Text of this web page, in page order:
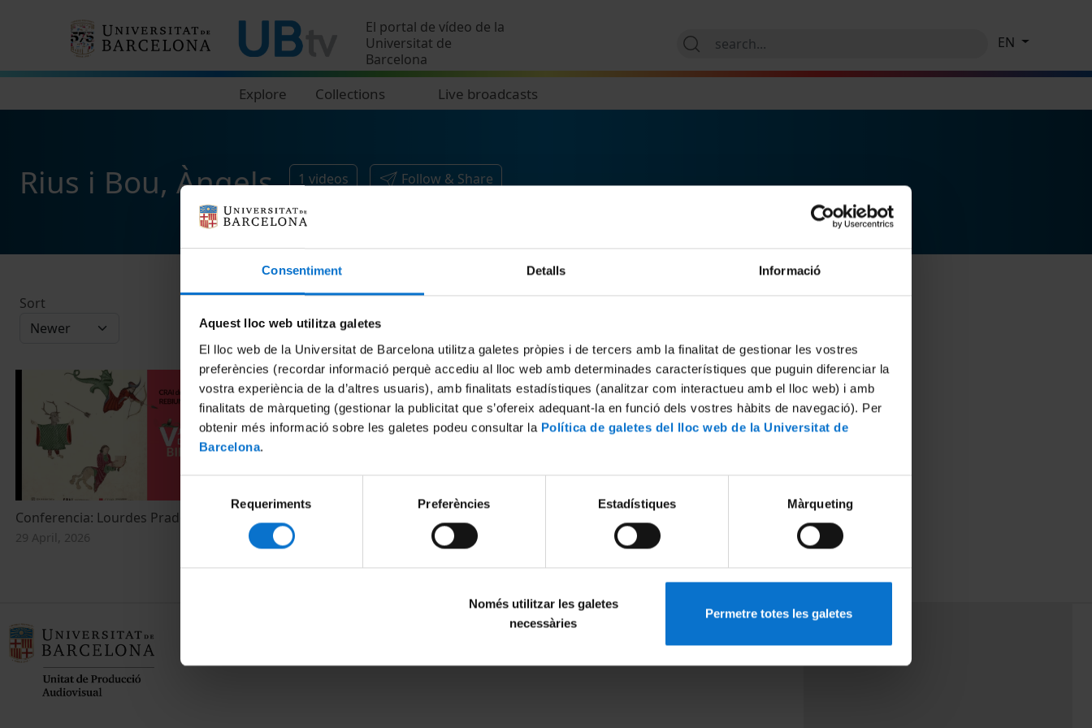
Consentiment Detalls Informació
Aquest lloc web utilitza galetes
El lloc web de la Universitat de Barcelona utilitza galetes pròpies i de tercers amb la finalitat de gestionar les vostres
preferències (recordar informació perquè accediu al lloc web amb determinades característiques que puguin diferenciar la
vostra experiència de la d’altres usuaris), amb finalitats estadístiques (analitzar com interactueu amb el lloc web) i amb
finalitats de màrqueting (gestionar la publicitat que s’ofereix adequant-la en funció dels vostres hàbits de navegació). Per
obtenir més informació sobre les galetes podeu consultar la Política de galetes del lloc web de la Universitat de
Barcelona.
de
consentiment
Requeriments Preferències Estadístiques Màrqueting
Només utilitzar les galetes
necessàries
Permetre totes les galetes
El portal de vídeo de la
Universitat de
Barcelona
Explore Collections Live broadcasts
EN
Rius i Bou, Àngels 1 videos Follow & Share
Sort
Conferencia: Lourdes Prades Artigas
29 April, 2026
MENÚ PEU 1
Legal notice
PEU 3